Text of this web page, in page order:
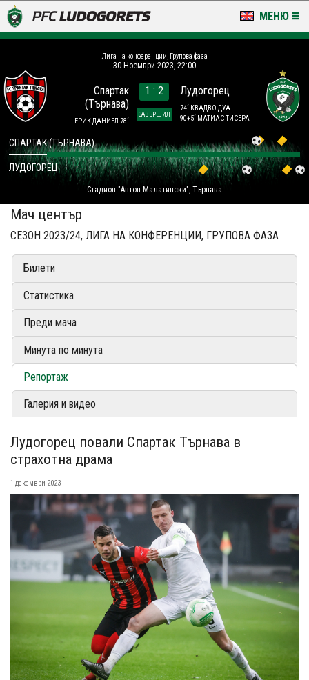
МЕНЮ
LUDOGORETS TV
НА ТЕРЕНА
СТАДИОН & БАЗИ
КЛУБ
ЗА ФЕНОВЕ
Лига на конференции, Групова фаза
30 Ноември 2023, 22:00
Спартак
(Търнава)
ЕРИК ДАНИЕЛ 78´
1 : 2
ЗАВЪРШИЛ
Лудогорец
74´ КВАДВО ДУА
90+5´ МАТИАС ТИСЕРА
Стадион "Антон Малатински", Търнава
СПАРТАК (ТЪРНАВА)
ЛУДОГОРЕЦ
Мач център
СЕЗОН 2023/24, ЛИГА НА КОНФЕРЕНЦИИ, ГРУПОВА ФАЗА
Билети
Статистика
Преди мача
Минута по минута
Репортаж
Галерия и видео
Лудогорец повали Спартак Търнава в
страхотна драма
1 декември 2023